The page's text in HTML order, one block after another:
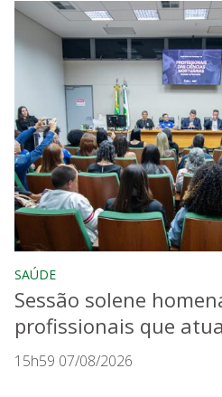
SAÚDE
Sessão solene
profissionais que
15h59 07/08/2026